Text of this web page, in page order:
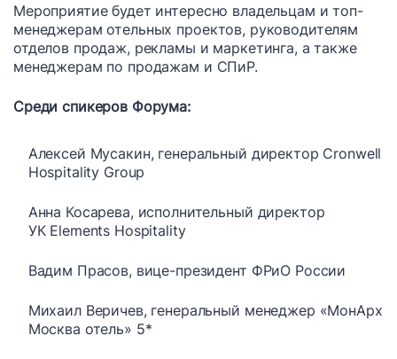
Мероприятие будет интересно владельцам и топ-
менеджерам отельных проектов, руководителям
отделов продаж, рекламы и маркетинга, а также
менеджерам по продажам и СПиР.
Среди спикеров Форума:
Алексей Мусакин, генеральный директор Cronwell
Hospitality Group
Анна Косарева, исполнительный директор
УК Elements Hospitality
Вадим Прасов, вице-президент ФРиО России
Михаил Веричев, генеральный менеджер «МонАрх
Москва отель» 5*